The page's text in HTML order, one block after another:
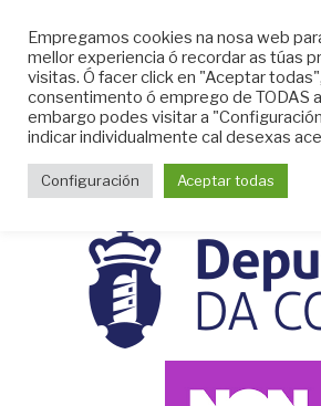
content
CLUB DO MAR DE
MUGARDOS
Web do Club do Mar de Mugardos
Empregamos cookies na nosa web
mellor experiencia ó recordar as túas
visitas. Ó facer click en "Aceptar
consentimento ó emprego de TODAS
embargo podes visitar a
indicar individualmente cal desexas
Configuración Aceptar todas